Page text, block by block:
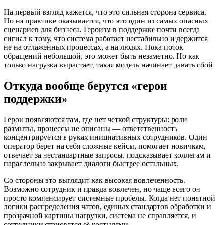
На первый взгляд кажется, что это сильная сторона сервиса.
Но на практике оказывается, что это один из самых опасных
сценариев для бизнеса. Героизм в поддержке почти всегда
сигнал к тому, что система работает нестабильно и держится
не на отлаженных процессах, а на людях. Пока поток
обращений небольшой, это может быть незаметно. Но как
только нагрузка вырастает, такая модель начинает давать сбой.
Откуда вообще берутся «герои
поддержки»
Герои появляются там, где нет четкой структуры: роли
размыты, процессы не описаны — ответственность
концентрируется в руках инициативных сотрудников. Один
оператор берет на себя сложные кейсы, помогает новичкам,
отвечает за нестандартные запросы, подсказывает коллегам и
параллельно закрывает диалоги быстрее остальных.
Со стороны это выглядит как высокая вовлеченность.
Возможно сотрудник и правда вовлечен, но чаще всего он
просто компенсирует системные пробелы. Когда нет понятной
логики распределения чатов, единых стандартов обработки и
прозрачной картины нагрузки, система не справляется, и